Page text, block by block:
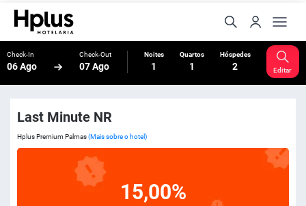
Check-In
06 Ago
Check-Out
07 Ago
Noites
1
Quartos
1
Hóspedes
2 Editar
Last Minute NR
Hplus Premium Palmas(Mais sobre o hotel)
15,00%